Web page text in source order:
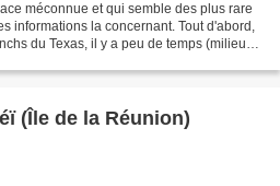
méconnue et qui semble des plus rare
informations la concernant. Tout d'abord,
du Texas, il y a peu de temps (milieu
(Île de la Réunion)